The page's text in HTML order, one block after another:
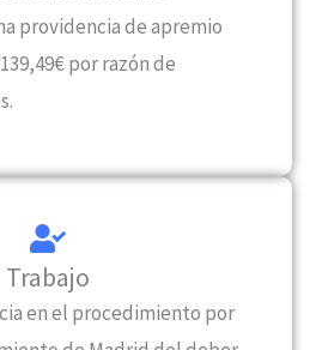
providencia de apremio
por razón de
Trabajo
en el procedimiento por